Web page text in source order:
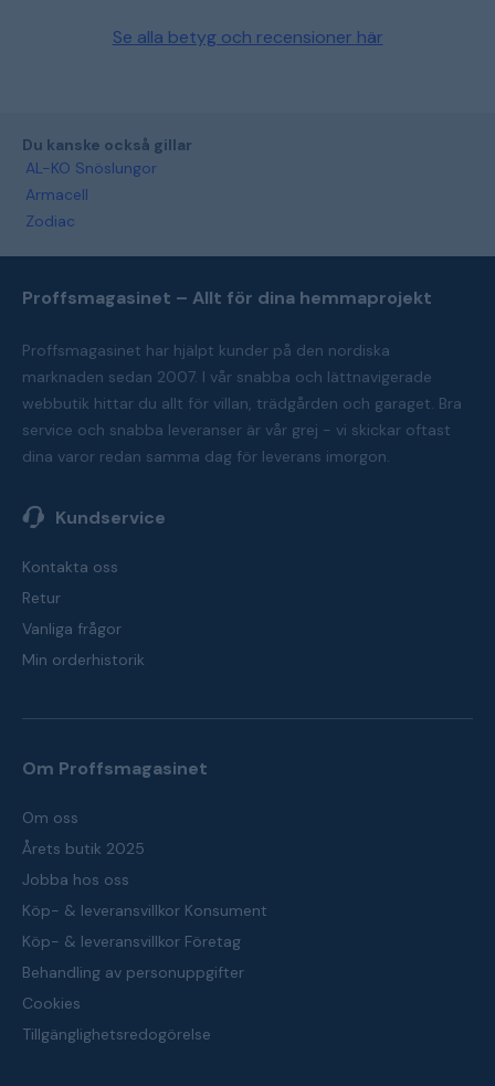
Se alla betyg och recensioner här
Du kanske också gillar
AL-KO Snöslungor
Armacell
Zodiac
Proffsmagasinet – Allt för dina hemmaprojekt
Proffsmagasinet har hjälpt kunder på den nordiska
marknaden sedan 2007. I vår snabba och lättnavigerade
webbutik hittar du allt för villan, trädgården och garaget. Bra
service och snabba leveranser är vår grej - vi skickar oftast
dina varor redan samma dag för leverans imorgon.
Kundservice
Kontakta oss
Retur
Vanliga frågor
Min orderhistorik
Om Proffsmagasinet
Om oss
Årets butik 2025
Jobba hos oss
Köp- & leveransvillkor Konsument
Köp- & leveransvillkor Företag
Behandling av personuppgifter
Cookies
Tillgänglighetsredogörelse